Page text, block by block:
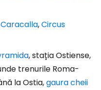
,Circus
, stația Ostiense,
trenurile Roma-
la Ostia,gaura cheii